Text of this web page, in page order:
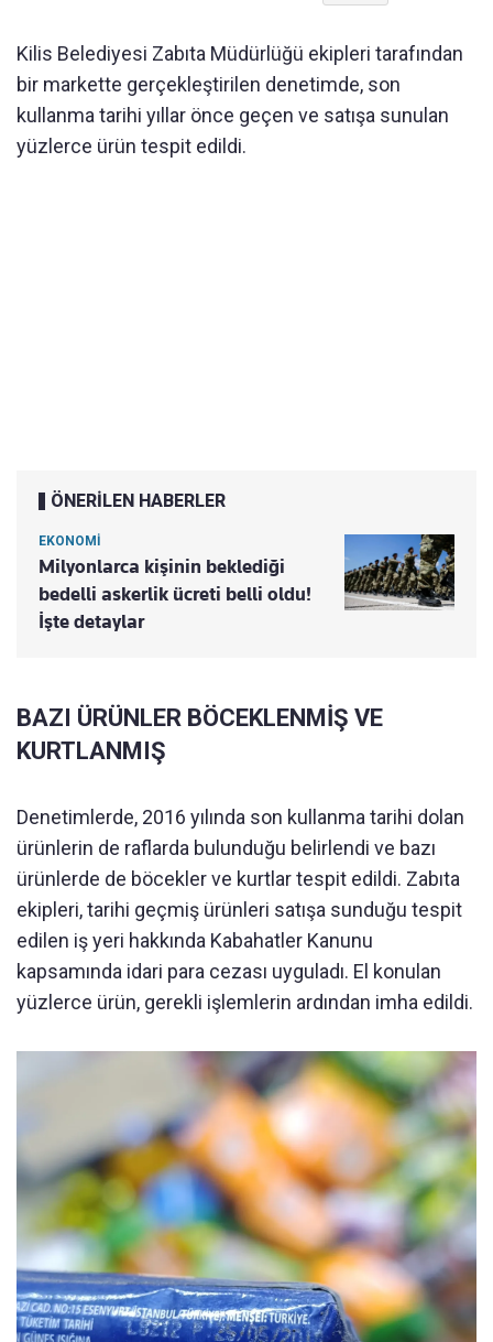
Kilis Belediyesi Zabıta Müdürlüğü ekipleri tarafından
bir markette gerçekleştirilen denetimde, son
kullanma tarihi yıllar önce geçen ve satışa sunulan
yüzlerce ürün tespit edildi.
ÖNERİLEN HABERLER
EKONOMİ
Milyonlarca kişinin beklediği
bedelli askerlik ücreti belli oldu!
İşte detaylar
BAZI ÜRÜNLER BÖCEKLENMİŞ VE
KURTLANMIŞ
Denetimlerde, 2016 yılında son kullanma tarihi dolan
ürünlerin de raflarda bulunduğu belirlendi ve bazı
ürünlerde de böcekler ve kurtlar tespit edildi. Zabıta
ekipleri, tarihi geçmiş ürünleri satışa sunduğu tespit
edilen iş yeri hakkında Kabahatler Kanunu
kapsamında idari para cezası uyguladı. El konulan
yüzlerce ürün, gerekli işlemlerin ardından imha edildi.